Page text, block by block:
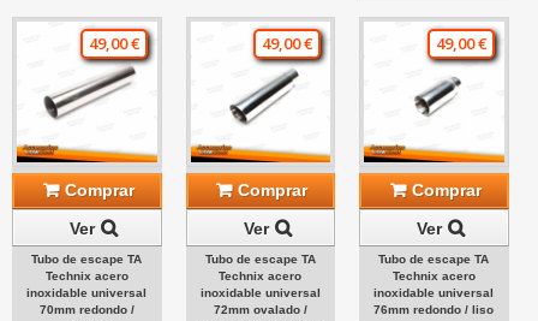
49,00 €
Comprar
Ver
Tubo de escape TA
Technix acero
inoxidable universal
70mm redondo /
49,00 €
Comprar
Ver
Tubo de escape TA
Technix acero
inoxidable universal
72mm ovalado /
49,00 €
Comprar
Ver
Tubo de escape TA
Technix acero
inoxidable universal
76mm redondo / liso